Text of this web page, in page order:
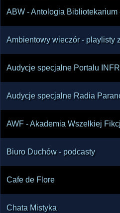
ABW - Antologia Bibliotekarium
Ambientowy wieczór - playlisty
Audycje specjalne Portalu
Audycje specjalne Radia
AWF - Akademia Wszelkiej
Biuro Duchów - podcasty
Cafe de Flore
Chata Mistyka